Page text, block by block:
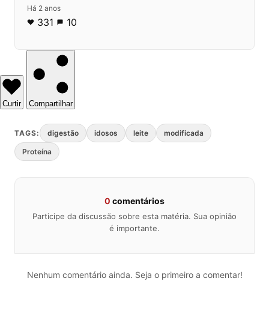
Há 2 anos
331 10
Curtir Compartilhar
TAGS: digestão idosos leite modificada
Proteína
0 comentários
Participe da discussão sobre esta matéria. Sua opinião
é importante.
Nenhum comentário ainda. Seja o primeiro a comentar!